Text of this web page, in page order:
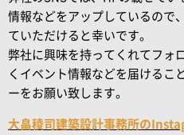
情報などをアップしているので
ていただけると幸いです。
弊社に興味を持ってくれてフォ
くイベント情報などを届けるこ
ーをお願い致します。
大畠稜司建築設計事務所の